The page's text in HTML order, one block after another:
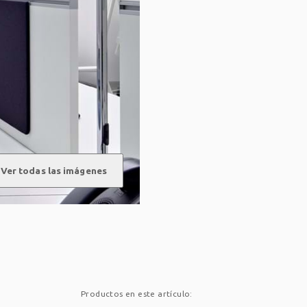
Ver todas las imágenes
Productos en este artículo: